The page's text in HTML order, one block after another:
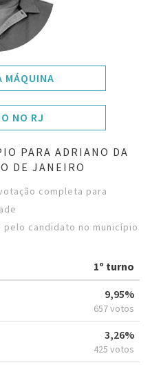
MÁQUINA
NO RJ
PARA ADRIANO DA
DE JANEIRO
completa para
candidato no município
1º turno
9,95%
657 votos
3,26%
425 votos